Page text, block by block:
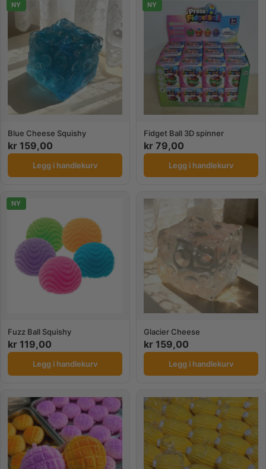
NY
Blue Cheese Squishy
kr 159,00
Legg i handlekurv
NY
Fidget Ball 3D spinner
kr 79,00
Legg i handlekurv
NY
Fuzz Ball Squishy
kr 119,00
Legg i handlekurv
Glacier Cheese
kr 159,00
Legg i handlekurv